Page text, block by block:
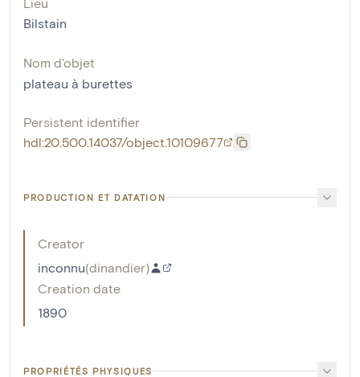
Bilstain
Nom d'objet
plateau à burettes
Persistent identifier
hdl:20.500.14037/object.10109677
PRODUCTION ET DATATION
Creator
inconnu(dinandier)
Creation date
1890
PROPRIÉTÉS PHYSIQUES